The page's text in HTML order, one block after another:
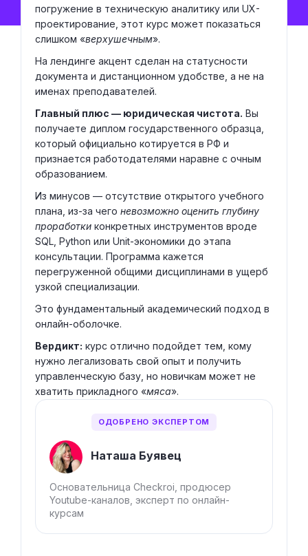
погружение в техническую аналитику или UX-
проектирование, этот курс может показаться
слишком «верхушечным».
На лендинге акцент сделан на статусности
документа и дистанционном удобстве, а не на
именах преподавателей.
Главный плюс — юридическая чистота. Вы
получаете диплом государственного образца,
который официально котируется в РФ и
признается работодателями наравне с очным
образованием.
Из минусов — отсутствие открытого учебного
плана, из-за чего невозможно оценить глубину
проработки конкретных инструментов вроде
SQL, Python или Unit-экономики до этапа
консультации. Программа кажется
перегруженной общими дисциплинами в ущерб
узкой специализации.
Это фундаментальный академический подход в
онлайн-оболочке.
Вердикт: курс отлично подойдет тем, кому
нужно легализовать свой опыт и получить
управленческую базу, но новичкам может не
хватить прикладного «мяса».
ОДОБРЕНО ЭКСПЕРТОМ
Наташа Буявец
Основательница Checkroi, продюсер
Youtube-каналов, эксперт по онлайн-
курсам